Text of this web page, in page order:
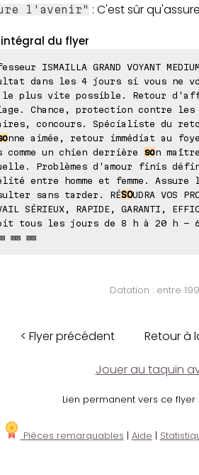
l'avenir" : C'est sûr
intégral du flyer
ISMAILLA GRAND VOYANT
dans les 4 jours si vous ne
le plus vite possible. Retour
Chance, protection contre les
concours. Spécialiste du
nne aimée, retour immédiat au
comme un chien derrière
son
Problèmes d'amour finis
entre homme et femme.
sans tarder. RÉSOUDRA VOS
SÉRIEUX, RAPIDE, GARANTI,
tous les jours de 8 h à 20 h -
⊠⊠ ⊠⊠
Datation : entre
< Flyer précédent Retour à
Jouer au taquin
Lien permanent vers ce flyer :
Pièces remarquables | Aide |